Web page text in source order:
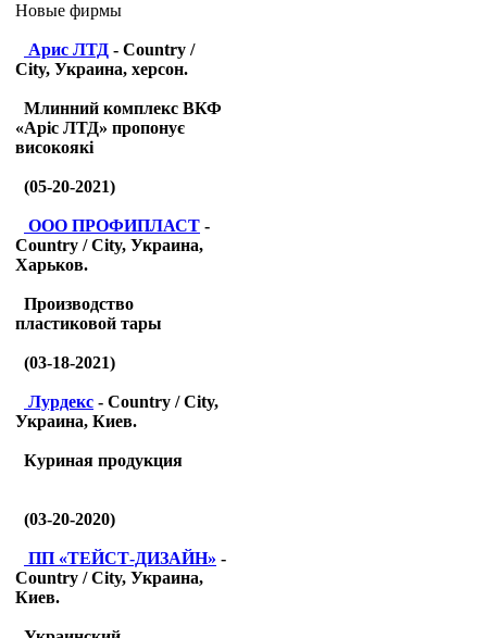
Новые фирмы
Арис ЛТД - Country /
City, Украина, херсон.
Млинний комплекс ВКФ
«Аріс ЛТД» пропонує
високоякі
(05-20-2021)
ООО ПРОФИПЛАСТ -
Country / City, Украина,
Харьков.
Производство
пластиковой тары
(03-18-2021)
Лурдекс - Country / City,
Украина, Киев.
Куриная продукция
(03-20-2020)
ПП «ТЕЙСТ-ДИЗАЙН» -
Country / City, Украина,
Киев.